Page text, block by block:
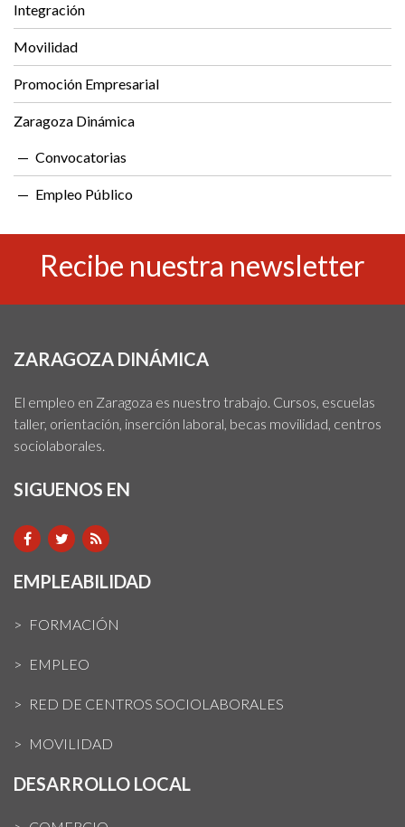
Integración
Movilidad
Promoción Empresarial
Zaragoza Dinámica
Convocatorias
Empleo Público
Recibe nuestra newsletter
ZARAGOZA DINÁMICA
El empleo en Zaragoza es nuestro trabajo. Cursos, escuelas
taller, orientación, inserción laboral, becas movilidad, centros
sociolaborales.
SIGUENOS EN
EMPLEABILIDAD
FORMACIÓN
EMPLEO
RED DE CENTROS SOCIOLABORALES
MOVILIDAD
DESARROLLO LOCAL